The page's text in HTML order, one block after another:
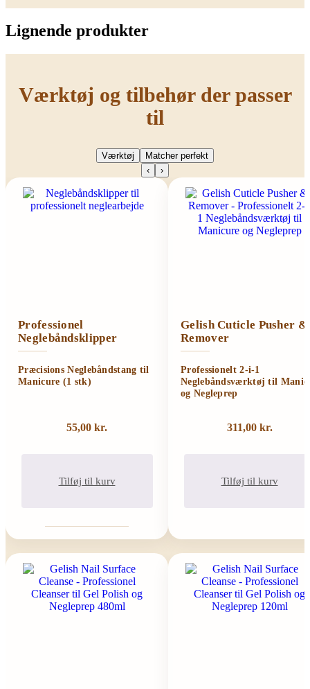
Lignende produkter
Værktøj og tilbehør der passer
til
Værktøj
Matcher perfekt
‹
›
Professionel
Neglebåndsklipper
Præcisions Neglebåndstang til
Manicure (1 stk)
55,00 kr.
Tilføj til kurv
Gelish Cuticle Pusher &
Remover
Professionelt 2-i-1
Neglebåndsværktøj til
og Negleprep
311,00 kr.
Tilføj til kurv